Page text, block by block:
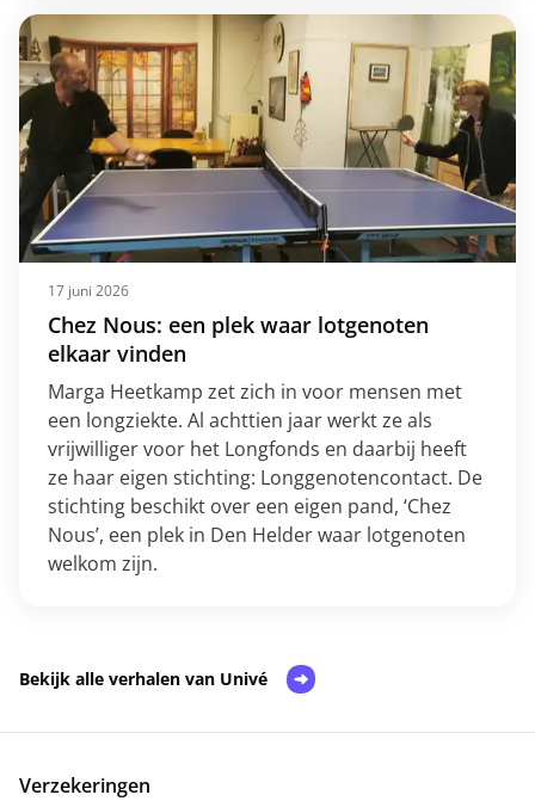
Chez Nous: een plek waar lotgenoten
elkaar vinden
17 juni 2026
Marga Heetkamp zet zich in voor mensen met
een longziekte. Al achttien jaar werkt ze als
vrijwilliger voor het Longfonds en daarbij heeft
ze haar eigen stichting: Longgenotencontact. De
stichting beschikt over een eigen pand, ‘Chez
Nous’, een plek in Den Helder waar lotgenoten
welkom zijn.
Bekijk alle verhalen van Univé
Verzekeringen